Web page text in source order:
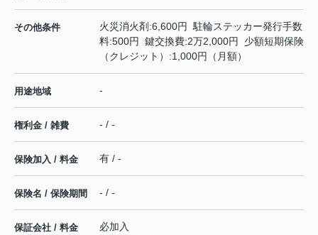
その他条件
火災消火剤:6,600円 駐輪ステッカー発行手数
料:500円 鍵交換費:2万2,000円 少額短期保険
（クレジット）:1,000円（月額）
用途地域 -
権利金 / 雑費 - / -
保険加入 / 料金 有 / -
保険名 / 保険期間 - / -
保証会社 / 料金
必加入